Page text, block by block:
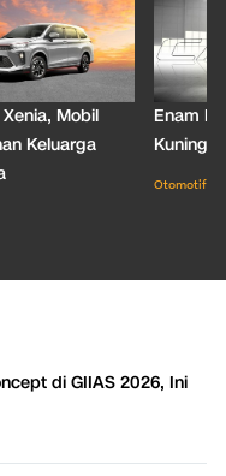
Mobil
Keluarga
Enam
Kuning
Otomotif
di GIIAS 2026, Ini